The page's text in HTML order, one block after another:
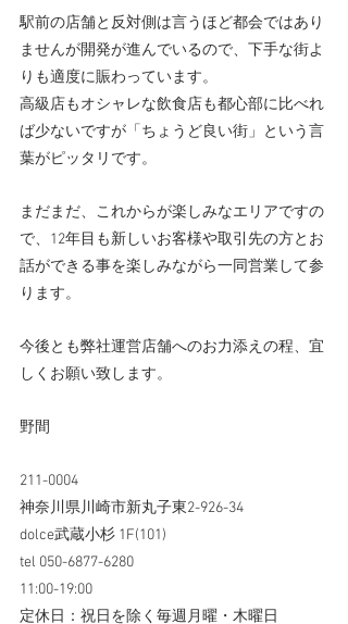
駅前の店舗と反対側は言うほど都会ではあり
ませんが開発が進んでいるので、下手な街よ
りも適度に賑わっています。
高級店もオシャレな飲食店も都心部に比べれ
ば少ないですが「ちょうど良い街」という言
葉がピッタリです。
まだまだ、これからが楽しみなエリアですの
で、12年目も新しいお客様や取引先の方とお
話ができる事を楽しみながら一同営業して参
ります。
今後とも弊社運営店舗へのお力添えの程、宜
しくお願い致します。
野間
211-0004
神奈川県川崎市新丸子東2-926-34
dolce武蔵小杉 1F(101)
tel 050-6877-6280
11:00-19:00
定休日：祝日を除く毎週月曜・木曜日